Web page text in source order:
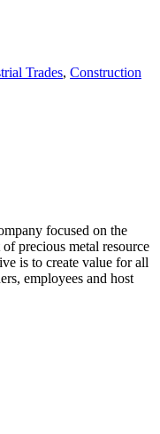
Trades, Construction
focused on the
precious metal resource
is to create value for all
employees and host